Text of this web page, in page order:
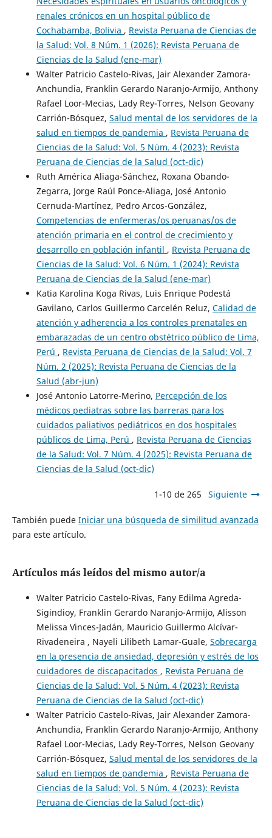
renales crónicos en un hospital público de
Cochabamba, Bolivia , Revista Peruana de Ciencias de
la Salud: Vol. 8 Núm. 1 (2026): Revista Peruana de
Ciencias de la Salud (ene-mar)
Walter Patricio Castelo-Rivas, Jair Alexander Zamora-
Anchundia, Franklin Gerardo Naranjo-Armijo, Anthony
Rafael Loor-Mecias, Lady Rey-Torres, Nelson Geovany
Carrión-Bósquez, Salud mental de los servidores de la
salud en tiempos de pandemia , Revista Peruana de
Ciencias de la Salud: Vol. 5 Núm. 4 (2023): Revista
Peruana de Ciencias de la Salud (oct-dic)
Ruth América Aliaga-Sánchez, Roxana Obando-
Zegarra, Jorge Raúl Ponce-Aliaga, José Antonio
Cernuda-Martínez, Pedro Arcos-González,
Competencias de enfermeras/os peruanas/os de
atención primaria en el control de crecimiento y
desarrollo en población infantil , Revista Peruana de
Ciencias de la Salud: Vol. 6 Núm. 1 (2024): Revista
Peruana de Ciencias de la Salud (ene-mar)
Katia Karolina Koga Rivas, Luis Enrique Podestá
Gavilano, Carlos Guillermo Carcelén Reluz, Calidad de
atención y adherencia a los controles prenatales en
embarazadas de un centro obstétrico público de Lima,
Perú , Revista Peruana de Ciencias de la Salud: Vol. 7
Núm. 2 (2025): Revista Peruana de Ciencias de la
Salud (abr-jun)
José Antonio Latorre-Merino, Percepción de los
médicos pediatras sobre las barreras para los
cuidados paliativos pediátricos en dos hospitales
públicos de Lima, Perú , Revista Peruana de Ciencias
de la Salud: Vol. 7 Núm. 4 (2025): Revista Peruana de
Ciencias de la Salud (oct-dic)
1-10 de 265 Siguiente
También puede Iniciar una búsqueda de similitud avanzada
para este artículo.
Artículos más leídos del mismo autor/a
Walter Patricio Castelo-Rivas, Fany Edilma Agreda-
Sigindioy, Franklin Gerardo Naranjo-Armijo, Alisson
Melissa Vinces-Jadán, Mauricio Guillermo Alcívar-
Rivadeneira , Nayeli Lilibeth Lamar-Guale, Sobrecarga
en la presencia de ansiedad, depresión y estrés de los
cuidadores de discapacitados , Revista Peruana de
Ciencias de la Salud: Vol. 5 Núm. 4 (2023): Revista
Peruana de Ciencias de la Salud (oct-dic)
Walter Patricio Castelo-Rivas, Jair Alexander Zamora-
Anchundia, Franklin Gerardo Naranjo-Armijo, Anthony
Rafael Loor-Mecias, Lady Rey-Torres, Nelson Geovany
Carrión-Bósquez, Salud mental de los servidores de la
salud en tiempos de pandemia , Revista Peruana de
Ciencias de la Salud: Vol. 5 Núm. 4 (2023): Revista
Peruana de Ciencias de la Salud (oct-dic)